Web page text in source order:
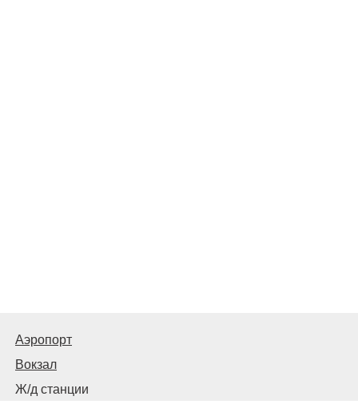
Аэропорт
Вокзал
Ж/д станции